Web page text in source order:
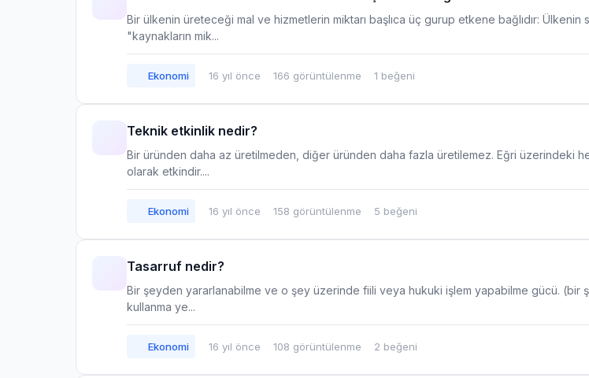
Bir ülkenin üreteceği mal ve hizmetlerin miktarı başlıca üç gurup etkene bağlıdır: Ülkenin
"kaynakların mik...
Ekonomi 16 yıl önce 166 görüntülenme 1 beğeni
Teknik etkinlik nedir?
Bir üründen daha az üretilmeden, diğer üründen daha fazla üretilemez. Eğri üzerindeki
olarak etkindir....
Ekonomi 16 yıl önce 158 görüntülenme 5 beğeni
Tasarruf nedir?
Bir şeyden yararlanabilme ve o şey üzerinde fiili veya hukuki işlem yapabilme gücü. (bir
kullanma ye...
Ekonomi 16 yıl önce 108 görüntülenme 2 beğeni